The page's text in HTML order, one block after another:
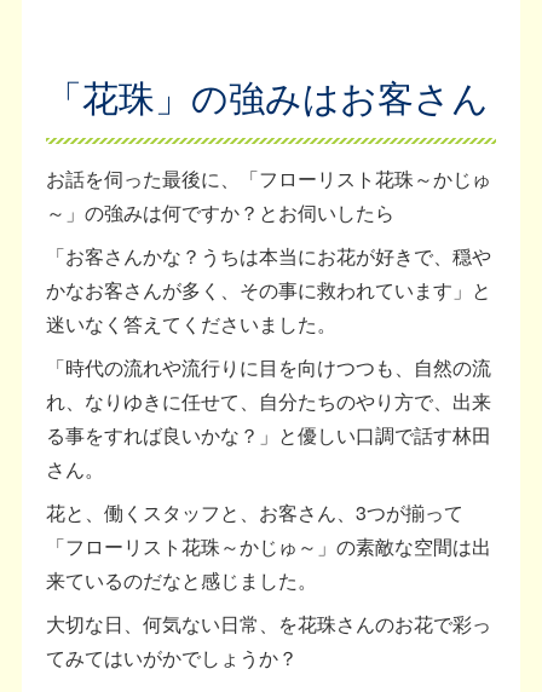
「花珠」の強みはお客さん
お話を伺った最後に、「フローリスト花珠～かじゅ
～」の強みは何ですか？とお伺いしたら
「お客さんかな？うちは本当にお花が好きで、穏や
かなお客さんが多く、その事に救われています」と
迷いなく答えてくださいました。
「時代の流れや流行りに目を向けつつも、自然の流
れ、なりゆきに任せて、自分たちのやり方で、出来
る事をすれば良いかな？」と優しい口調で話す林田
さん。
花と、働くスタッフと、お客さん、3つが揃って
「フローリスト花珠～かじゅ～」の素敵な空間は出
来ているのだなと感じました。
大切な日、何気ない日常、を花珠さんのお花で彩っ
てみてはいがかでしょうか？